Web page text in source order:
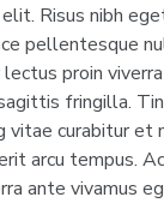
Risus nibh
pellentesque
proin
fringilla.
vitae curabitur et
arcu tempus.
ante vivamus